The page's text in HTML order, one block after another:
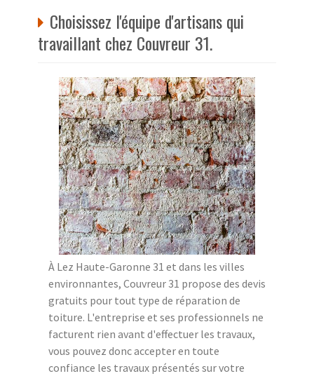
Choisissez l'équipe d'artisans qui
travaillant chez Couvreur 31.
À Lez Haute-Garonne 31 et dans les villes
environnantes, Couvreur 31 propose des devis
gratuits pour tout type de réparation de
toiture. L'entreprise et ses professionnels ne
facturent rien avant d'effectuer les travaux,
vous pouvez donc accepter en toute
confiance les travaux présentés sur votre